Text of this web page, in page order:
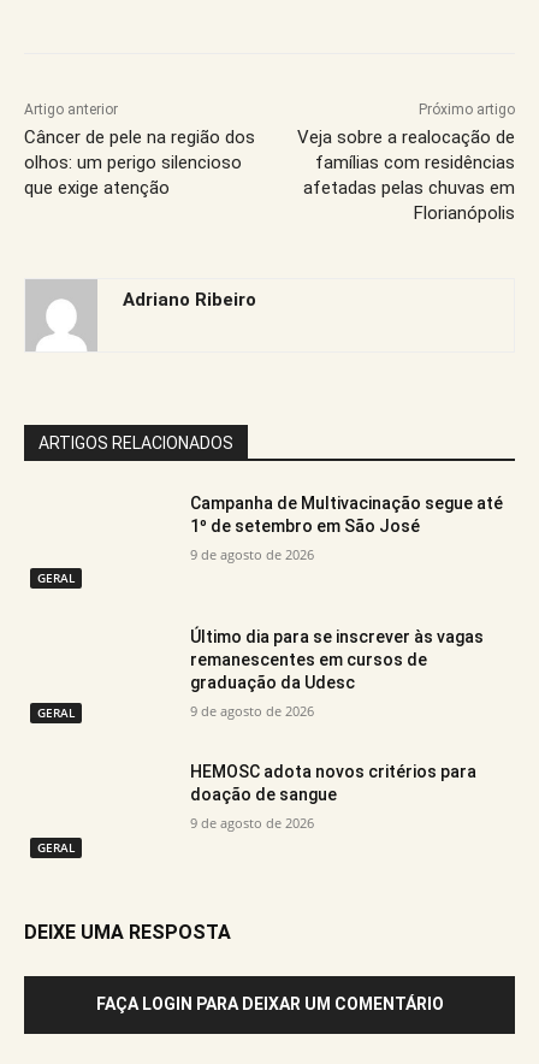
Artigo anterior
Câncer de pele na região dos
olhos: um perigo silencioso
que exige atenção
Próximo artigo
Veja sobre a realocação de
famílias com residências
afetadas pelas chuvas em
Florianópolis
Adriano Ribeiro
ARTIGOS RELACIONADOS
GERAL
Campanha de Multivacinação segue até
1º de setembro em São José
9 de agosto de 2026
GERAL
Último dia para se inscrever às vagas
remanescentes em cursos de
graduação da Udesc
9 de agosto de 2026
GERAL
HEMOSC adota novos critérios para
doação de sangue
9 de agosto de 2026
DEIXE UMA RESPOSTA
FAÇA LOGIN PARA DEIXAR UM COMENTÁRIO